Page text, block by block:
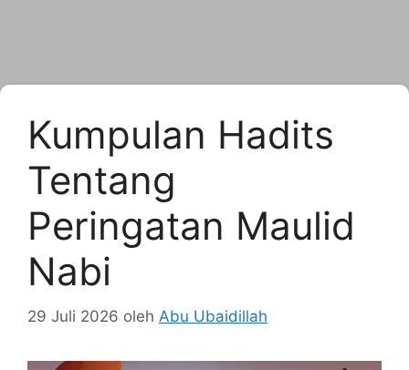
Kumpulan Hadits
Tentang
Peringatan Maulid
Nabi
29 Juli 2026 oleh Abu Ubaidillah